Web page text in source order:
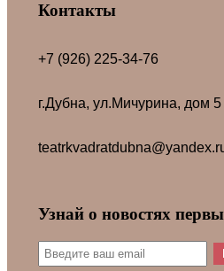
Контакты
+7 (926) 225-34-76
г.Дубна, ул.Мичурина, дом 5
Узнай о новостях